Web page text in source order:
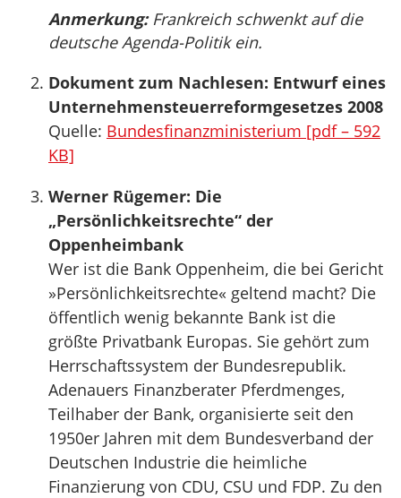
Anmerkung:Frankreich schwenkt auf die
deutsche Agenda-Politik ein.
Dokument zum Nachlesen: Entwurf eines
Unternehmensteuerreformgesetzes 2008
Quelle: Bundesfinanzministerium [pdf – 592
KB]
Werner Rügemer: Die
„Persönlichkeitsrechte“ der
Oppenheimbank
Wer ist die Bank Oppenheim, die bei Gericht
»Persönlichkeitsrechte« geltend macht? Die
öffentlich wenig bekannte Bank ist die
größte Privatbank Europas. Sie gehört zum
Herrschaftssystem der Bundesrepublik.
Adenauers Finanzberater Pferdmenges,
Teilhaber der Bank, organisierte seit den
1950er Jahren mit dem Bundesverband der
Deutschen Industrie die heimliche
Finanzierung von CDU, CSU und FDP. Zu den